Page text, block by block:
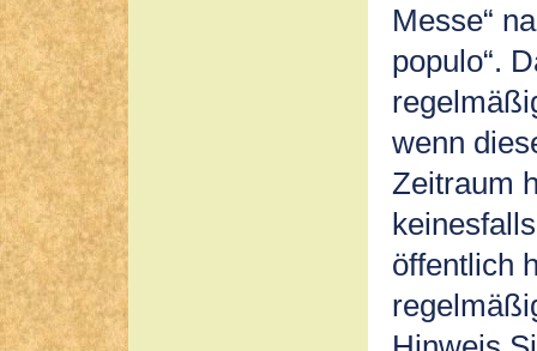
Messe“
populo“.
wenn
Zeitraum
öffentlich